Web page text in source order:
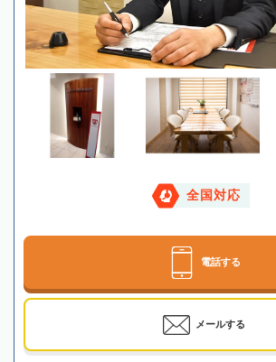
全国対応
電話する
メールする